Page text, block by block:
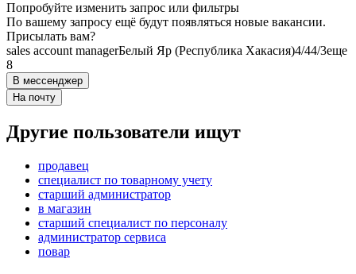
Попробуйте изменить запрос или фильтры
По вашему запросу ещё будут появляться новые вакансии.
Присылать вам?
sales account managerБелый Яр (Республика Хакасия)4/44/3еще
8
В мессенджер
На почту
Другие пользователи ищут
продавец
специалист по товарному учету
старший администратор
в магазин
старший специалист по персоналу
администратор сервиса
повар